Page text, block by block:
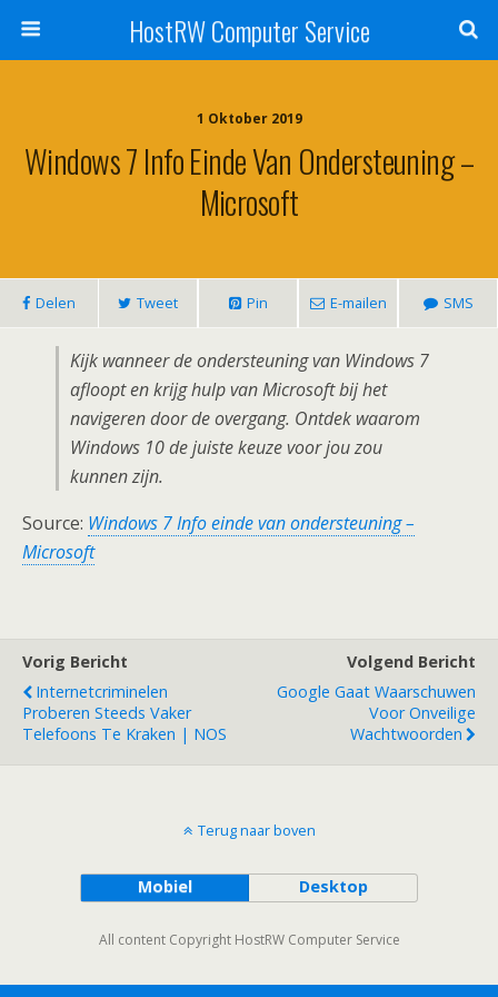
HostRW Computer Service
1 Oktober 2019
Windows 7 Info Einde Van Ondersteuning –
Microsoft
Delen Tweet Pin E-mailen SMS
Kijk wanneer de ondersteuning van Windows 7
afloopt en krijg hulp van Microsoft bij het
navigeren door de overgang. Ontdek waarom
Windows 10 de juiste keuze voor jou zou
kunnen zijn.
Source: Windows 7 Info einde van ondersteuning –
Microsoft
Vorig Bericht
Internetcriminelen
Proberen Steeds Vaker
Telefoons Te Kraken | NOS
Volgend Bericht
Google Gaat Waarschuwen
Voor Onveilige
Wachtwoorden
Terug naar boven
Mobiel Desktop
All content Copyright HostRW Computer Service